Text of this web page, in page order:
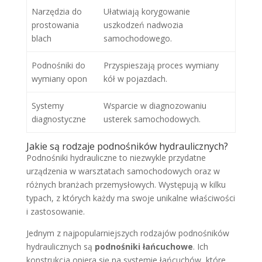
Narzędzia do
prostowania
blach
Ułatwiają korygowanie
uszkodzeń nadwozia
samochodowego.
Podnośniki do
wymiany opon
Przyspieszają proces wymiany
kół w pojazdach.
Systemy
diagnostyczne
Wsparcie w diagnozowaniu
usterek samochodowych.
Jakie są rodzaje podnośników hydraulicznych?
Podnośniki hydrauliczne to niezwykle przydatne
urządzenia w warsztatach samochodowych oraz w
różnych branżach przemysłowych. Występują w kilku
typach, z których każdy ma swoje unikalne właściwości
i zastosowanie.
Jednym z najpopularniejszych rodzajów podnośników
hydraulicznych są podnośniki łańcuchowe. Ich
konstrukcja opiera się na systemie łańcuchów, które